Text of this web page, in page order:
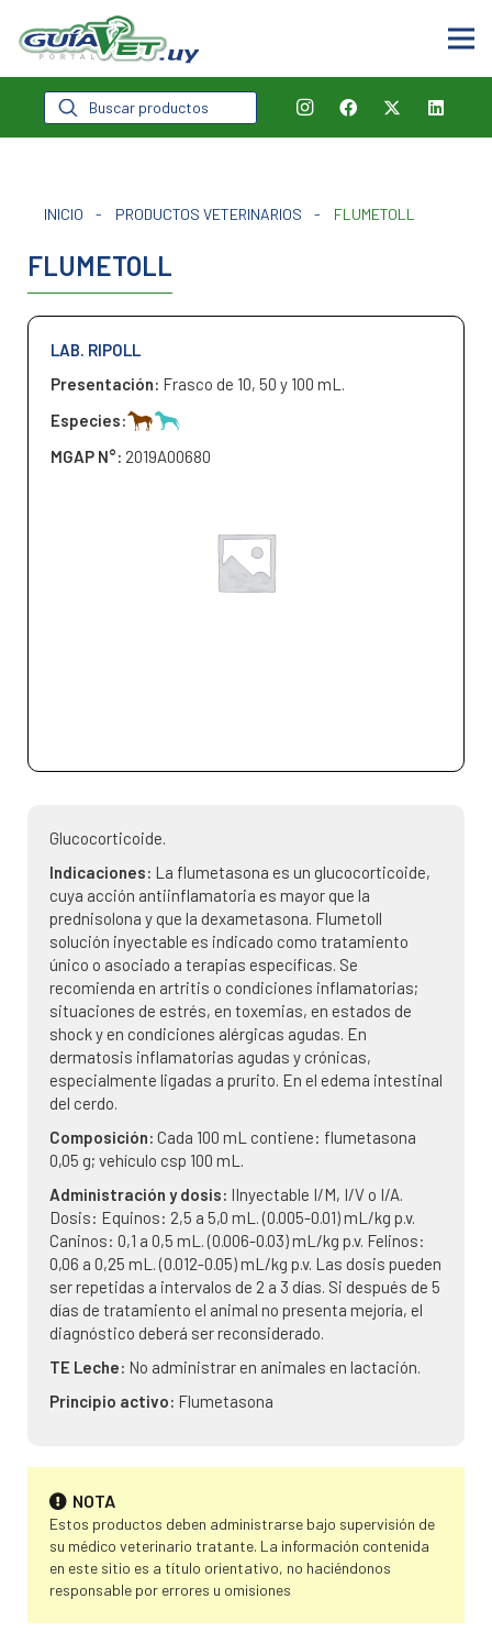
Búsqueda
de
productos
INICIO - PRODUCTOS VETERINARIOS - FLUMETOLL
FLUMETOLL
LAB. RIPOLL
Presentación: Frasco de 10, 50 y 100 mL.
Especies:
MGAP N°: 2019A00680
Glucocorticoide.
Indicaciones: La flumetasona es un glucocorticoide,
cuya acción antiinflamatoria es mayor que la
prednisolona y que la dexametasona. Flumetoll
solución inyectable es indicado como tratamiento
único o asociado a terapias específicas. Se
recomienda en artritis o condiciones inflamatorias;
situaciones de estrés, en toxemias, en estados de
shock y en condiciones alérgicas agudas. En
dermatosis inflamatorias agudas y crónicas,
especialmente ligadas a prurito. En el edema intestinal
del cerdo.
Composición: Cada 100 mL contiene: flumetasona
0,05 g; vehículo csp 100 mL.
Administración y dosis: IInyectable I/M, I/V o I/A.
Dosis: Equinos: 2,5 a 5,0 mL. (0.005-0.01) mL/kg p.v.
Caninos: 0,1 a 0,5 mL. (0.006-0.03) mL/kg p.v. Felinos:
0,06 a 0,25 mL. (0.012-0.05) mL/kg p.v. Las dosis pueden
ser repetidas a intervalos de 2 a 3 días. Si después de 5
días de tratamiento el animal no presenta mejoría, el
diagnóstico deberá ser reconsiderado.
TE Leche: No administrar en animales en lactación.
Principio activo: Flumetasona
NOTA
Estos productos deben administrarse bajo supervisión de
su médico veterinario tratante. La información contenida
en este sitio es a título orientativo, no haciéndonos
responsable por errores u omisiones